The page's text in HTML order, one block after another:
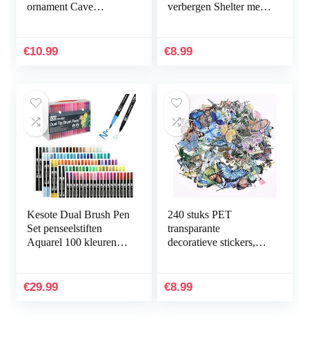
ornament Cave
decor zwart M
€10.99
verbergen Shelter met
€8.99
Kesote Dual Brush Pen
Set penseelstiften
Aquarel 100 kleuren
handbelettering…
€29.99
240 stuks PET
transparante
decoratieve stickers,
voor DIY journaling
€8.99